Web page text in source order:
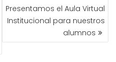
Presentamos el Aula Virtual
Institucional para nuestros
alumnos